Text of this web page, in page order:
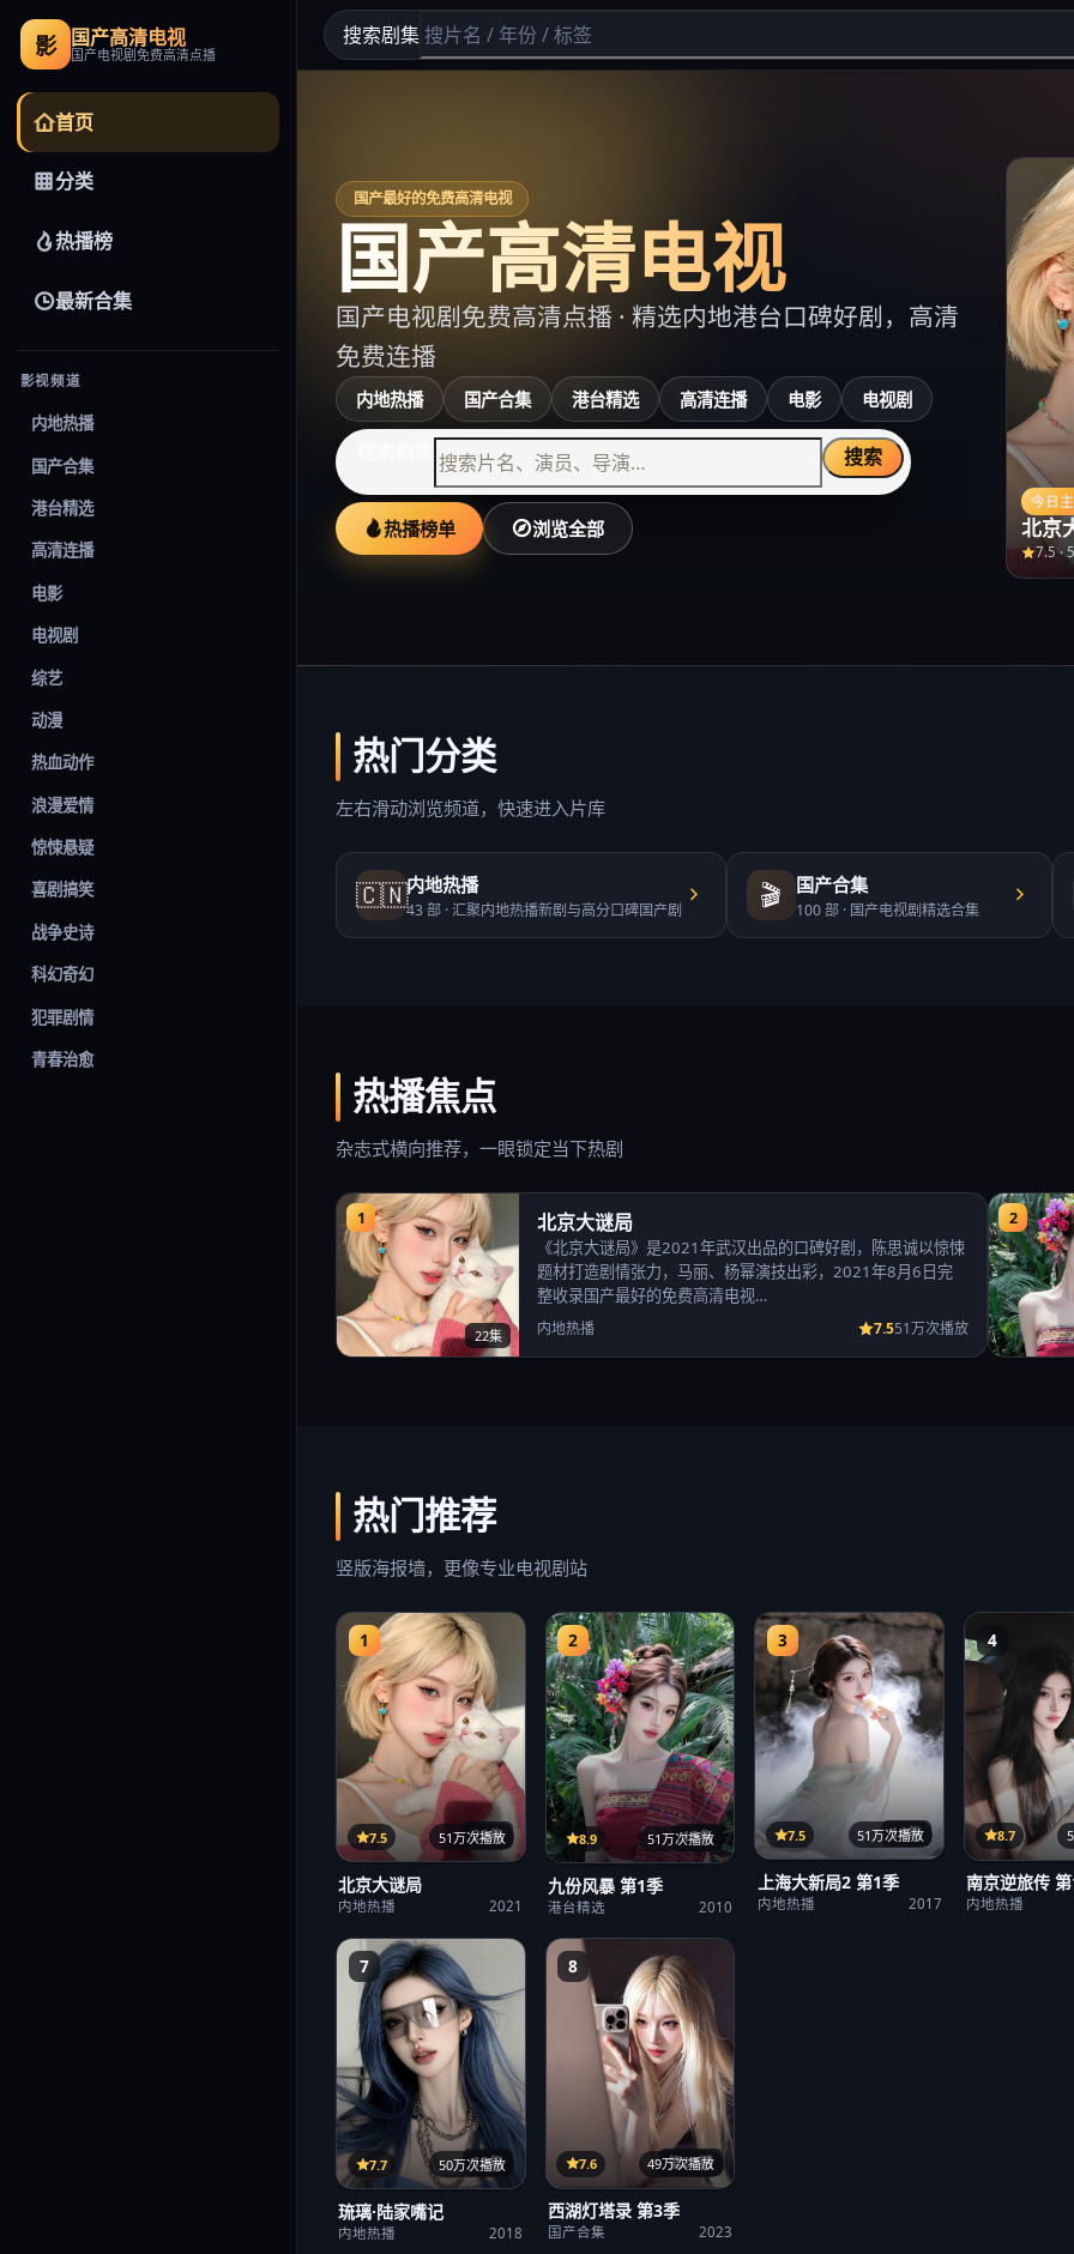
影 国产高清电视
国产电视剧免费高清点播
首页
分类
热播榜
最新合集
影视频道
内地热播
国产合集
港台精选
高清连播
电影
电视剧
综艺
动漫
热血动作
浪漫爱情
惊悚悬疑
喜剧搞笑
战争史诗
科幻奇幻
犯罪剧情
青春治愈
搜索剧集
国产最好的免费高清电视
国产高清电视
国产电视剧免费高清点播 · 精选内地港台口碑好剧，高清
免费连播
内地热播 国产合集 港台精选 高清连播 电影 电视剧
搜索
热播榜单 浏览全部
今日
北京
7.5·
热门分类
左右滑动浏览频道，快速进入片库
🇨🇳内地热播
43部 ·汇聚内地热播新剧与高分口碑国产剧 🎬 国产合集
100部 · 国产电视剧精选合集
热播焦点
杂志式横向推荐，一眼锁定当下热剧
1
22集
北京大谜局
《北京大谜局》是2021年武汉出品的口碑好剧，陈思诚以惊悚
题材打造剧情张力，马丽、杨幂演技出彩，2021年8月6日完
整收录国产最好的免费高清电视…
内地热播 7.551万次播放
2
热门推荐
竖版海报墙，更像专业电视剧站
1
22集
7.5 51万次播放
北京大谜局
内地热播 2021
2
15集
8.9 51万次播放
九份风暴 第1季
港台精选 2010
3
14集
7.5 51万次播放
上海大新局2 第1季
内地热播 2017
4
8.7
南京逆旅传
内地热播
7
12集
7.7 50万次播放
琉璃·陆家嘴记
内地热播 2018
8
第23期
7.6 49万次播放
西湖灯塔录 第3季
国产合集 2023